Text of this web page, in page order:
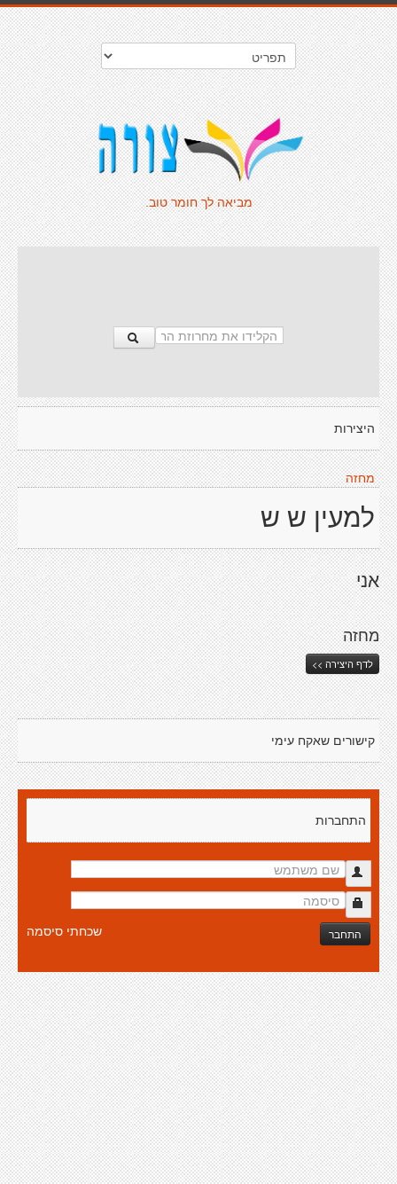
מביאה לך חומר טוב.
היצירות
מחזה
למעין ש ש
אני
מחזה
לדף היצירה >>
קישורים שאקח עימי
התחברות
התחבר שכחתי סיסמה